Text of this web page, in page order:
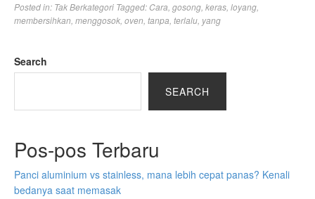
Posted in: Tak Berkategori Tagged: Cara, gosong, keras, loyang,
membersihkan, menggosok, oven, tanpa, terlalu, yang
Search
SEARCH
Pos-pos Terbaru
Panci aluminium vs stainless, mana lebih cepat panas? Kenali
bedanya saat memasak